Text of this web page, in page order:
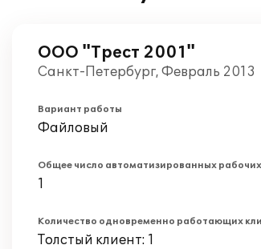
ООО "Трест 2001"
Санкт-Петербург, Февраль 2013
Вариант работы
Файловый
Общее число автоматизированных
1
Количество одновременно работающих
Толстый клиент: 1